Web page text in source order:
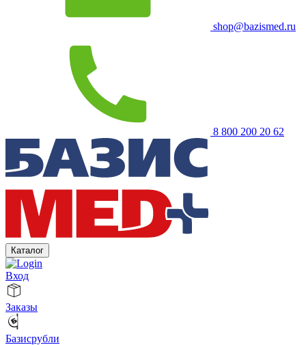
shop@bazismed.ru
8 800 200 20 62
Каталог
Вход
Заказы
Базисрубли